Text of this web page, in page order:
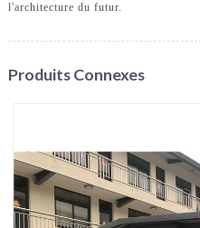
l'architecture du futur.
Produits Connexes